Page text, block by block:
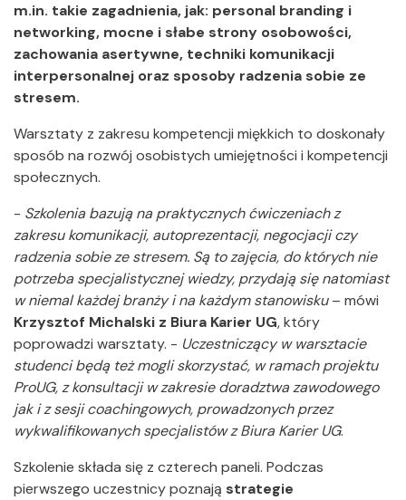
m.in. takie zagadnienia, jak: personal branding i
networking, mocne i słabe strony osobowości,
zachowania asertywne, techniki komunikacji
interpersonalnej oraz sposoby radzenia sobie ze
stresem.
Warsztaty z zakresu kompetencji miękkich to doskonały
sposób na rozwój osobistych umiejętności i kompetencji
społecznych.
- Szkolenia bazują na praktycznych ćwiczeniach z
zakresu komunikacji, autoprezentacji, negocjacji czy
radzenia sobie ze stresem. Są to zajęcia, do których nie
potrzeba specjalistycznej wiedzy, przydają się natomiast
w niemal każdej branży i na każdym stanowisku– mówi
Krzysztof Michalski z Biura Karier UG, który
poprowadzi warsztaty. - Uczestniczący w warsztacie
studenci będą też mogli skorzystać, w ramach projektu
ProUG, z konsultacji w zakresie doradztwa zawodowego
jak i z sesji coachingowych, prowadzonych przez
wykwalifikowanych specjalistów z Biura Karier UG.
Szkolenie składa się z czterech paneli. Podczas
pierwszego uczestnicy poznają strategie